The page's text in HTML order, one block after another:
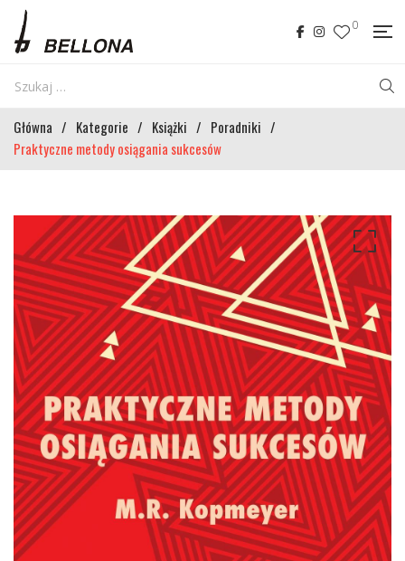
0
Główna / Kategorie / Książki / Poradniki /
Praktyczne metody osiągania sukcesów